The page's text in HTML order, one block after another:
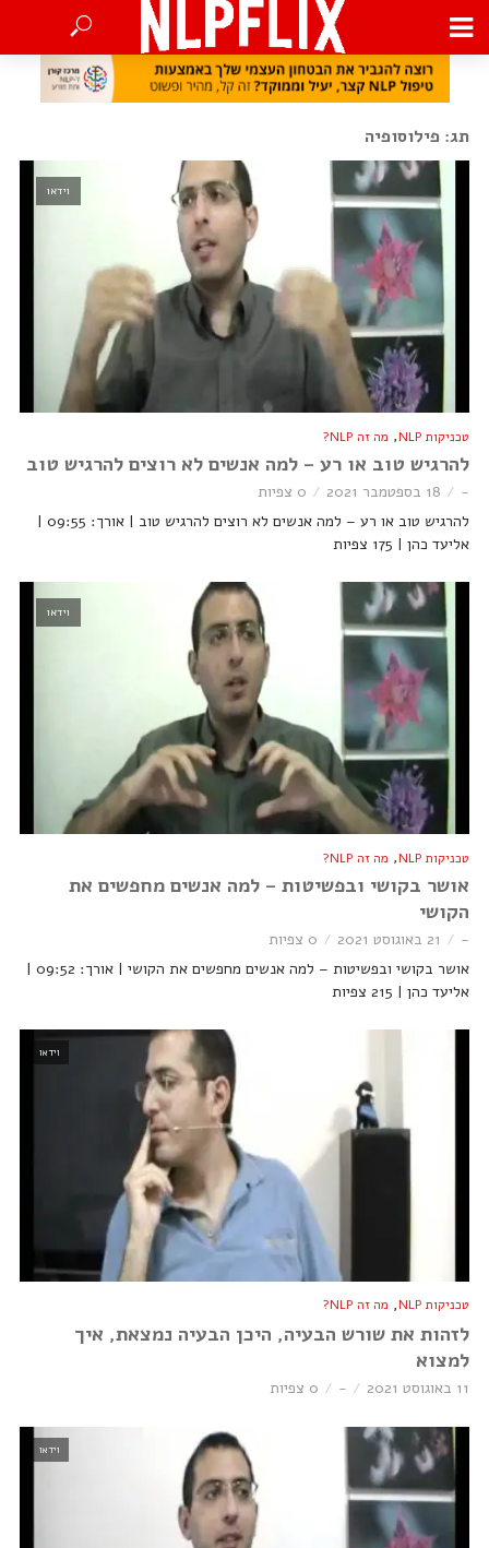
תג: פילוסופיה
וידאו
טכניקות NLP , מה זה NLP?
להרגיש טוב או רע – למה אנשים לא רוצים להרגיש טוב
- 18 בספטמבר 2021
0 צפיות
להרגיש טוב או רע – למה אנשים לא רוצים להרגיש טוב | אורך: 09:55 |
אליעד כהן | 175 צפיות
וידאו
טכניקות NLP , מה זה NLP?
אושר בקושי ובפשיטות – למה אנשים מחפשים את
הקושי
- 21 באוגוסט 2021
0 צפיות
אושר בקושי ובפשיטות – למה אנשים מחפשים את הקושי | אורך: 09:52 |
אליעד כהן | 215 צפיות
וידאו
טכניקות NLP , מה זה NLP?
לזהות את שורש הבעיה, היכן הבעיה נמצאת, איך
למצוא
11 באוגוסט 2021 - 0 צפיות
וידאו